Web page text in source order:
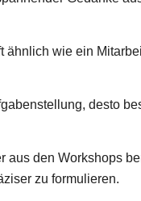
ähnlich wie ein
desto
aus den Workshops
zu formulieren.